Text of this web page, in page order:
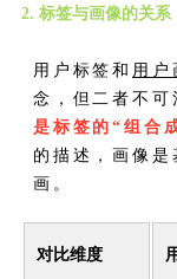
2. 标签与画像的关系
用户标签和 用户
念，但二者不可
是标签的“组合
的描述，画像是
画。
对比维度